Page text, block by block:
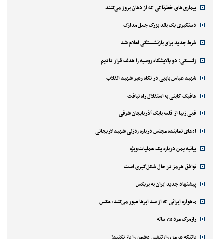
بیماری‌های خطرناکی که از دهان بروز می‌کنند
دستگیری یک باند بزرگ جعل مدارک
شرط جدید برای بازنشستگی اعلام شد
زلنسکی: دو پالایشگاه روسیه را هدف قرار دادیم
شهید عباس بابایی در نگاه رهبر شهید انقلاب
هافبک گابنی به استقلال راه نیافت
قابی زیبا از قلعه بابک آذربایجان شرقی
ادعای نماینده مجلس درباره ردزنی شهید لاریجانی
بیانیه یمن درباره یک عملیات ویژه
توافق هرمز در حال شکل‌گیری است
پیشنهاد جدید ایران به بریکس
ماهواره ایرانی که از سد ابرها عبور می‌کند+عکس
رازمرگ مرد 72 ساله
با تنگه هرمز، راه تنفس دشمن را باز نکنید!